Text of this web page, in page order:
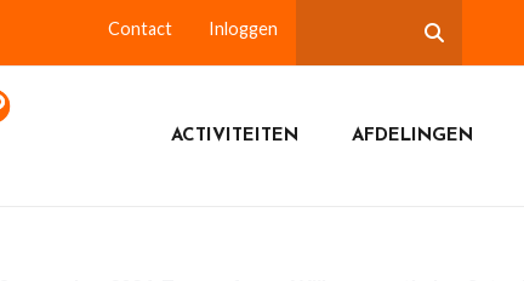
Contact Inloggen
ACTIVITEITEN AFDELINGEN